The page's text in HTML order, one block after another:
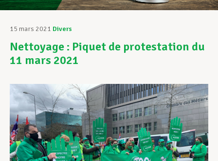
Assistance au Travail
Vos droits
Assistance en vie privée
Développement professionnel
15 mars 2021 Divers
Nettoyage : Piquet de protestation du
11 mars 2021